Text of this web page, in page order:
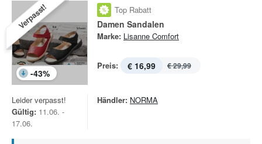
Verpasst!
-43%
Top Rabatt
Damen Sandalen
Marke: Lisanne Comfort
Preis: € 16,99 € 29,99
Leider verpasst!
Gültig: 11.06. -
17.06.
Händler: NORMA